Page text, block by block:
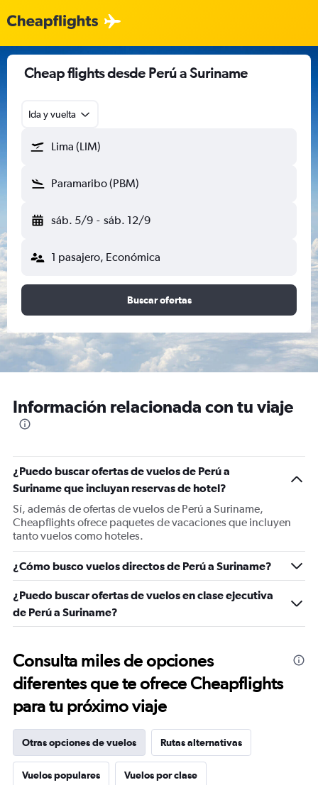
Cheap flights desde Perú a Suriname
Ida y vuelta
Lima (LIM)
Paramaribo (PBM)
sáb. 5/9 - sáb. 12/9
1 pasajero, Económica
Buscar ofertas
Información relacionada con tu viaje
¿Puedo buscar ofertas de vuelos de Perú a
Suriname que incluyan reservas de hotel?
Sí, además de ofertas de vuelos de Perú a Suriname,
Cheapflights ofrece paquetes de vacaciones que incluyen
tanto vuelos como hoteles.
¿Cómo busco vuelos directos de Perú a Suriname?
¿Puedo buscar ofertas de vuelos en clase ejecutiva
de Perú a Suriname?
Consulta miles de opciones
diferentes que te ofrece Cheapflights
para tu próximo viaje
Otras opciones de vuelos Rutas alternativas
Vuelos populares Vuelos por clase